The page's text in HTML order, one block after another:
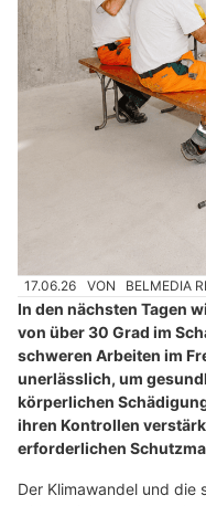
17.06.26 VON BELMEDIA
In den nächsten Tagen
von über 30 Grad im
schweren Arbeiten im
unerlässlich, um
körperlichen
ihren Kontrollen
erforderlichen
Der Klimawandel und die